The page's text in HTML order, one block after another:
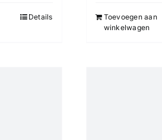
Details
Toevoegen aan
winkelwagen